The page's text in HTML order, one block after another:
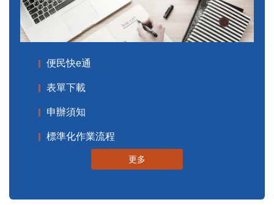
便民快e通
表單下載
申辦須知
標準化作業流程
更多